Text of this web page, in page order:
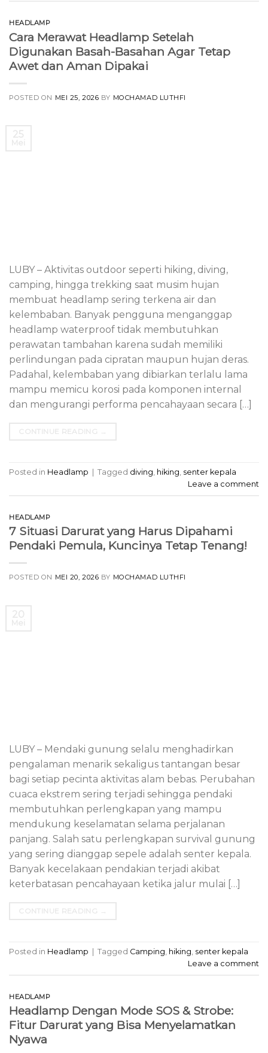
HEADLAMP
Cara Merawat Headlamp Setelah
Digunakan Basah-Basahan Agar Tetap
Awet dan Aman Dipakai
POSTED ON MEI 25, 2026 BY MOCHAMAD LUTHFI
LUBY – Aktivitas outdoor seperti hiking, diving,
camping, hingga trekking saat musim hujan
membuat headlamp sering terkena air dan
kelembaban. Banyak pengguna menganggap
headlamp waterproof tidak membutuhkan
perawatan tambahan karena sudah memiliki
perlindungan pada cipratan maupun hujan deras.
Padahal, kelembaban yang dibiarkan terlalu lama
mampu memicu korosi pada komponen internal
dan mengurangi performa pencahayaan secara […]
Posted in Headlamp Tagged diving hiking senter kepala
Leave a comment
HEADLAMP
7 Situasi Darurat yang Harus Dipahami
Pendaki Pemula, Kuncinya Tetap Tenang!
POSTED ON MEI 20, 2026 BY MOCHAMAD LUTHFI
LUBY – Mendaki gunung selalu menghadirkan
pengalaman menarik sekaligus tantangan besar
bagi setiap pecinta aktivitas alam bebas. Perubahan
cuaca ekstrem sering terjadi sehingga pendaki
membutuhkan perlengkapan yang mampu
mendukung keselamatan selama perjalanan
panjang. Salah satu perlengkapan survival gunung
yang sering dianggap sepele adalah senter kepala.
Banyak kecelakaan pendakian terjadi akibat
keterbatasan pencahayaan ketika jalur mulai […]
Posted in Headlamp Tagged Camping, hiking, senter kepala
Leave a comment
HEADLAMP
Headlamp Dengan Mode SOS & Strobe:
Fitur Darurat yang Bisa Menyelamatkan
Nyawa